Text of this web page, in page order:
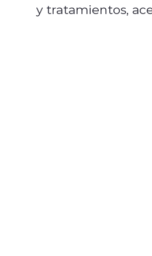
y tratamientos,